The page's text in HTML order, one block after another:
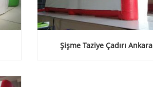
Şişme Taziye Çadırı Ankara